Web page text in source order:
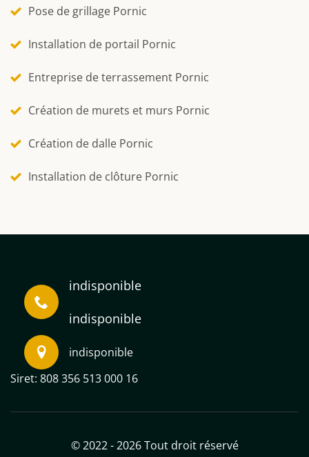
Pose de grillage Pornic
Installation de portail Pornic
Entreprise de terrassement Pornic
Création de murets et murs Pornic
Création de dalle Pornic
Installation de clôture Pornic
indisponible
indisponible
indisponible
Siret: 808 356 513 000 16
© 2022 - 2026 Tout droit réservé